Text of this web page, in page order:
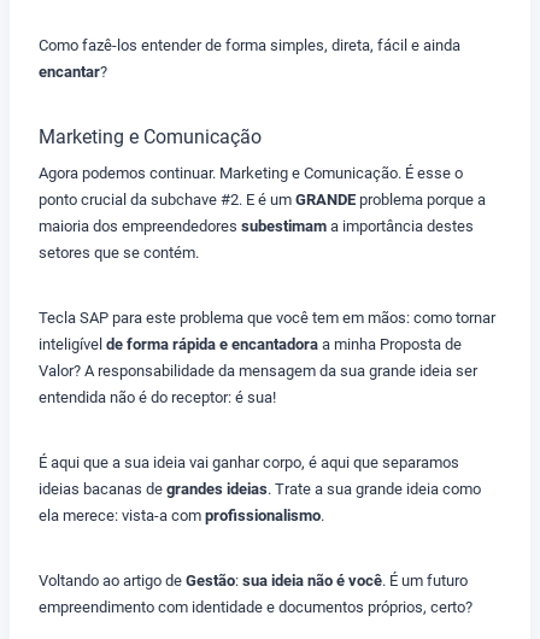
Como fazê-los entender de forma simples, direta, fácil e ainda
encantar?
Marketing e Comunicação
Agora podemos continuar. Marketing e Comunicação. É esse o
ponto crucial da subchave #2. E é um GRANDE problema porque a
maioria dos empreendedores subestimam a importância destes
setores que se contém.
Tecla SAP para este problema que você tem em mãos: como tornar
inteligível de forma rápida e encantadora a minha Proposta de
Valor? A responsabilidade da mensagem da sua grande ideia ser
entendida não é do receptor: é sua!
É aqui que a sua ideia vai ganhar corpo, é aqui que separamos
ideias bacanas de grandes ideias. Trate a sua grande ideia como
ela merece: vista-a com profissionalismo.
Voltando ao artigo de Gestão: sua ideia não é você. É um futuro
empreendimento com identidade e documentos próprios, certo?